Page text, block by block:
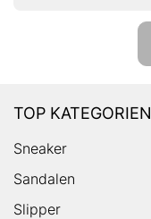
TOP KATEGORIEN
Sneaker
Sandalen
Slipper